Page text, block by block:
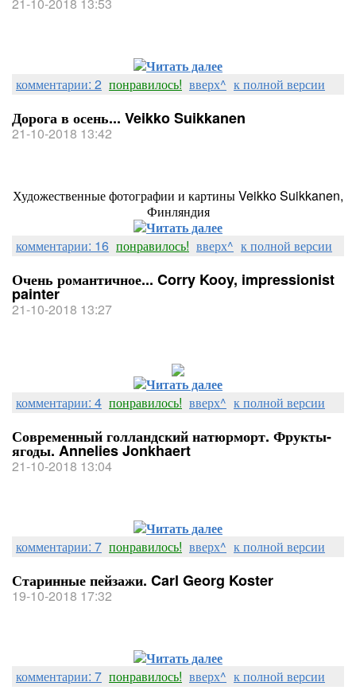
Читать далее
комментарии: 2 понравилось! вверх^ к полной версии
Дорога в осень... Veikko Suikkanen
21-10-2018 13:42
Художественные фотографии и картины Veikko Suikkanen,
Финляндия
Читать далее
комментарии: 16 понравилось! вверх^ к полной версии
Очень романтичное... Corry Kooy, impressionist
painter
21-10-2018 13:27
Читать далее
комментарии: 4 понравилось! вверх^ к полной версии
Современный голландский натюрморт. Фрукты-
ягоды. Annelies Jonkhaert
21-10-2018 13:04
Читать далее
комментарии: 7 понравилось! вверх^ к полной версии
Старинные пейзажи. Carl Georg Koster
19-10-2018 17:32
Читать далее
комментарии: 7 понравилось! вверх^ к полной версии